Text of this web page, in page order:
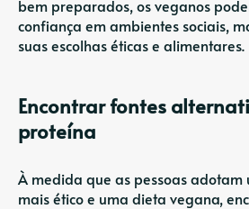
bem preparados, os veganos
confiança em ambientes sociais,
suas escolhas éticas e alimentares.
Encontrar fontes
proteína
À medida que as pessoas adotam
mais ético e uma dieta vegana,